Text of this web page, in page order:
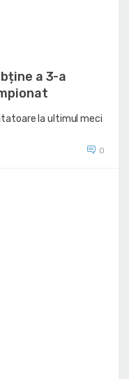
a 3-a
la ultimul meci
0